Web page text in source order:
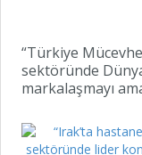
“Türkiye
sektöründe
markalaşmayı